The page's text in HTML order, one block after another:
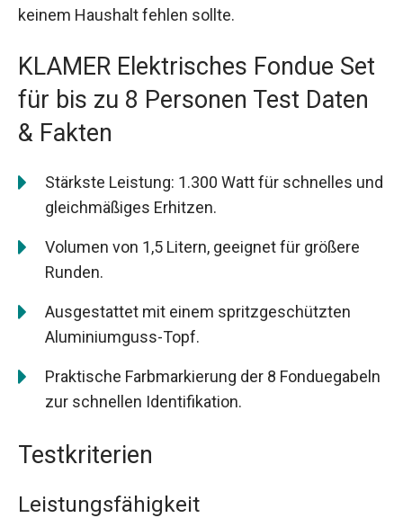
keinem Haushalt fehlen sollte.
KLAMER Elektrisches Fondue Set
für bis zu 8 Personen Test Daten
& Fakten
Stärkste Leistung: 1.300 Watt für schnelles und
gleichmäßiges Erhitzen.
Volumen von 1,5 Litern, geeignet für größere
Runden.
Ausgestattet mit einem spritzgeschützten
Aluminiumguss-Topf.
Praktische Farbmarkierung der 8 Fonduegabeln
zur schnellen Identifikation.
Testkriterien
Leistungsfähigkeit